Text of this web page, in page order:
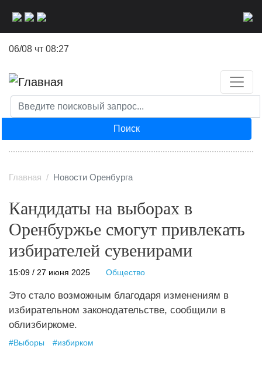
06/08 чт 08:27
Поиск
Главная Новости Оренбурга
Кандидаты на выборах в
Оренбуржье смогут привлекать
избирателей сувенирами
15:09 / 27 июня 2025 Общество
Это стало возможным благодаря изменениям в
избирательном законодательстве, сообщили в
облизбиркоме.
#Выборы #избирком